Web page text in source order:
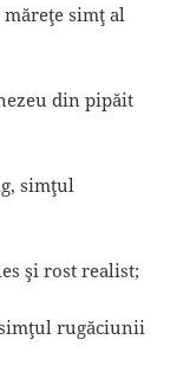
simţ al
din pipăit
simţul
şi rost realist;
rugăciunii